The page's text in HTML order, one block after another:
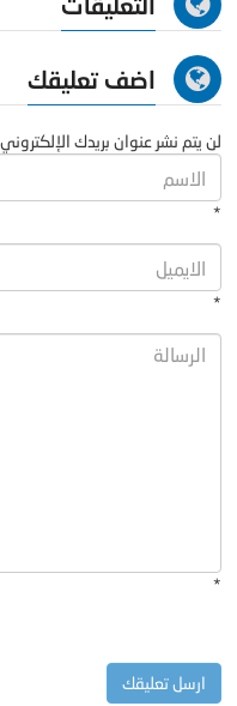
اضف تعليقك
لن يتم نشر عنوان بريدك
*
*
*